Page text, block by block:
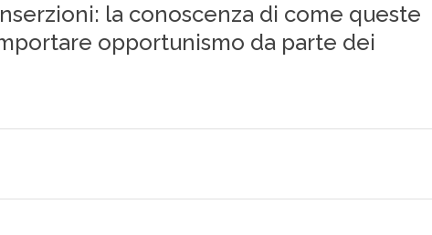
la conoscenza di come queste
opportunismo da parte dei